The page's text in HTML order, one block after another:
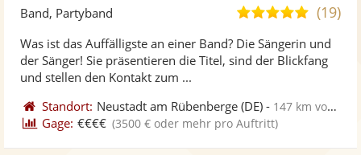
Fotos
5,0
5
Sternen
(19)
Band, Partyband
Was ist das Auffälligste an einer Band? Die Sängerin und
der Sänger! Sie präsentieren die Titel, sind der Blickfang
und stellen den Kontakt zum ...
Standort: Neustadt am Rübenberge (DE) - 147 km von Henstedt-Ulzburg
Gage: €€€€ (3500 € oder mehr pro Auftritt)